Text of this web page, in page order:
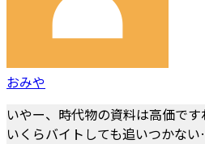
おみや
いやー、時代物の資料は高価です
いくらバイトしても追いつかな